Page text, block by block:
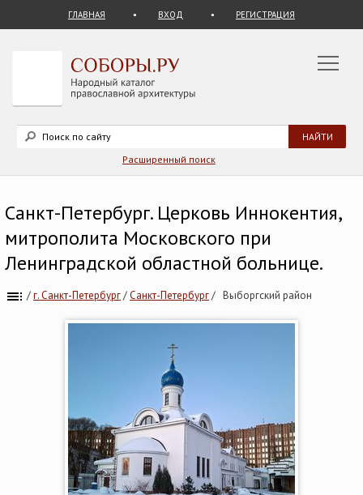
ГЛАВНАЯ ВХОД РЕГИСТРАЦИЯ
Расширенный поиск
Санкт-Петербург. Церковь Иннокентия,
митрополита Московского при
Ленинградской областной больнице.
/г. Санкт-Петербург/Санкт-Петербург/ Выборгский район